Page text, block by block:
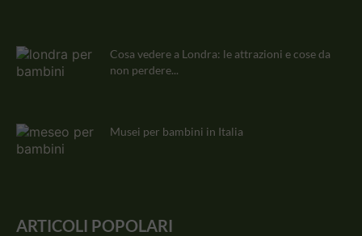
Cosa vedere a Londra: le attrazioni e cose da
non perdere...
Musei per bambini in Italia
ARTICOLI POPOLARI